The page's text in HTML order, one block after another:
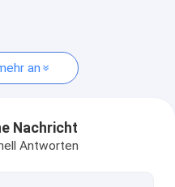
an
Nachricht
Antworten